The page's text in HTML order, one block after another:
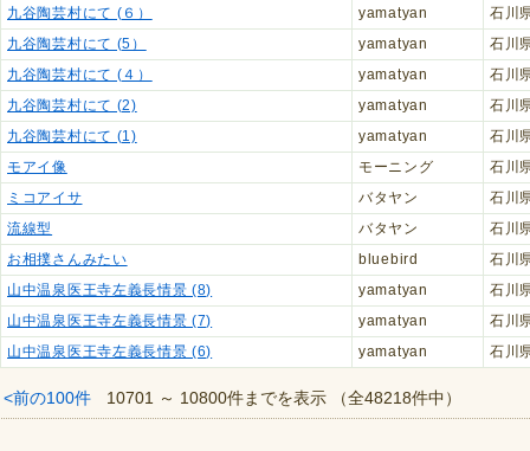
九谷陶芸村にて (６）
yamatyan
石川
九谷陶芸村にて (5）
yamatyan
石川
九谷陶芸村にて (４）
yamatyan
石川
九谷陶芸村にて (2)
yamatyan
石川
九谷陶芸村にて (1)
yamatyan
石川
モアイ像
モーニング
石川
ミコアイサ
バタヤン
石川
流線型
バタヤン
石川
お相撲さんみたい
bluebird
石川
山中温泉医王寺左義長情景 (8)
yamatyan
石川
山中温泉医王寺左義長情景 (7)
yamatyan
石川
山中温泉医王寺左義長情景 (6)
yamatyan 石川
<前の100件 10701 ～ 10800件までを表示 （全48218件中）